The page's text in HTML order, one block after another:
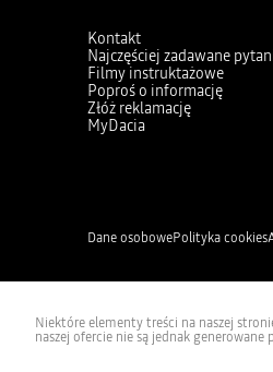
Kontakt
Najczęściej zadawane
Filmy instruktażowe
Poproś o informację
Złóż reklamację
MyDacia
Dane osobowePolityka cookies
Niektóre elementy treści na naszej
naszej ofercie nie są jednak